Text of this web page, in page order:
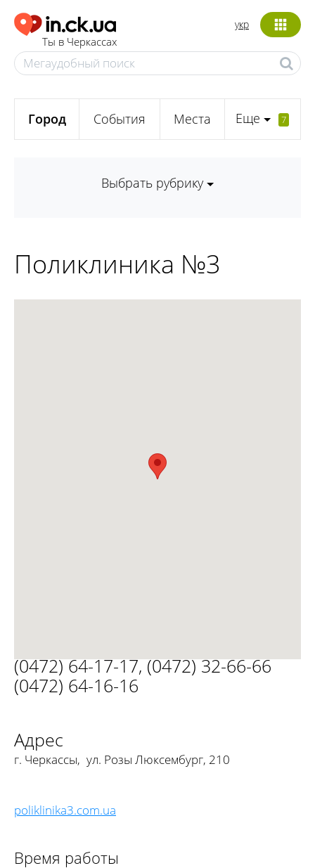
Ты в Черкассах
укр
Город События Места Еще 7
Выбрать рубрику
Поликлиника №3
(0472) 64-17-17,(0472) 32-66-66
(0472) 64-16-16
Адрес
г. Черкассы, ул. Розы Люксембург, 210
poliklinika3.com.ua
Время работы